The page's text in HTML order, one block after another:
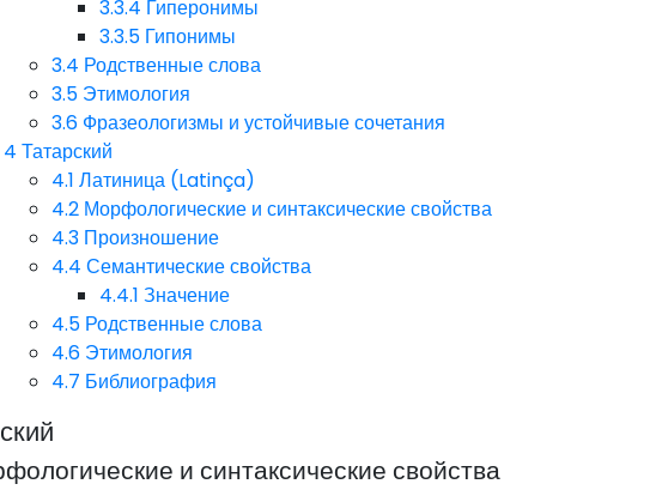
3.3.4 Гиперонимы
3.3.5 Гипонимы
3.4 Родственные слова
3.5 Этимология
3.6 Фразеологизмы и устойчивые сочетания
4 Татарский
4.1 Латиница (Latinça)
4.2 Морфологические и синтаксические свойства
4.3 Произношение
4.4 Семантические свойства
4.4.1 Значение
4.5 Родственные слова
4.6 Этимология
4.7 Библиография
и синтаксические свойства